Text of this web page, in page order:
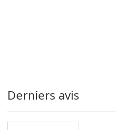
Derniers avis